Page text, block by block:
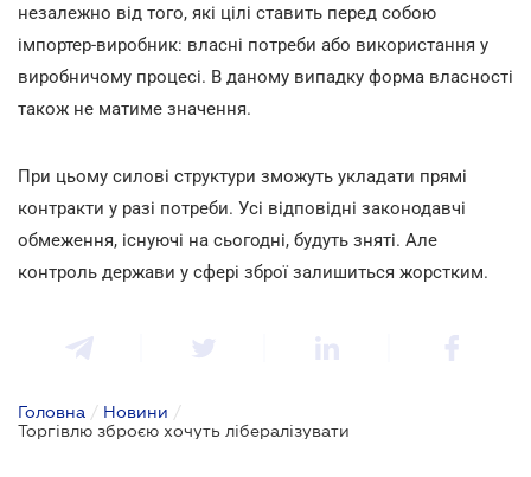
незалежно від того, які цілі ставить перед собою
імпортер-виробник: власні потреби або використання у
виробничому процесі. В даному випадку форма власності
також не матиме значення.
При цьому силові структури зможуть укладати прямі
контракти у разі потреби. Усі відповідні законодавчі
обмеження, існуючі на сьогодні, будуть зняті. Але
контроль держави у сфері зброї залишиться жорстким.
Головна / Новини /
Торгівлю зброєю хочуть лібералізувати